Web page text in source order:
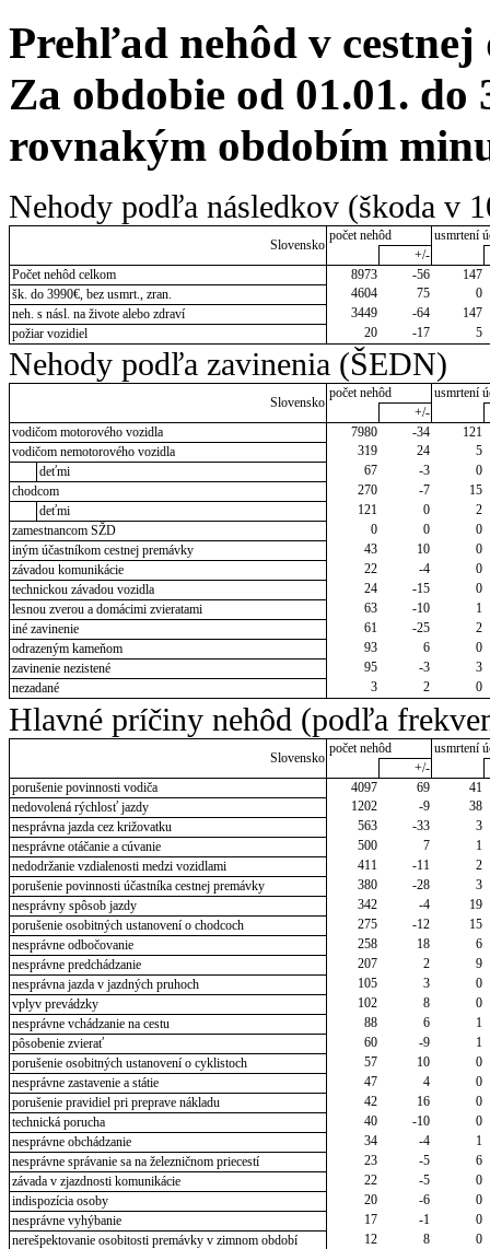
Prehľad nehôd v cestnej
Za obdobie od 01.01. do
rovnakým obdobím
Nehody podľa následkov (škoda v
Slovensko
počet nehôd
usmrtení
+/-
Počet nehôd celkom
8973 -56
147
šk. do 3990€, bez usmrt., zran.
4604 75
0
neh. s násl. na živote alebo zdraví
3449 -64
147
požiar vozidiel
20 -17 5
Nehody podľa zavinenia (ŠEDN)
Slovensko
počet nehôd
usmrtení
+/-
vodičom motorového vozidla
7980 -34
121
vodičom nemotorového vozidla
319 24
5
deťmi
67 -3
0
chodcom
270 -7
15
deťmi
121 0
2
zamestnancom SŽD
0 0
0
iným účastníkom cestnej premávky
43 10
0
závadou komunikácie
22 -4
0
technickou závadou vozidla
24 -15
0
lesnou zverou a domácimi zvieratami
63 -10
1
iné zavinenie
61 -25
2
odrazeným kameňom
93 6
0
zavinenie nezistené
95 -3
3
nezadané
3 2 0
Hlavné príčiny nehôd (podľa
Slovensko
počet nehôd
usmrtení
+/-
porušenie povinnosti vodiča
4097 69
41
nedovolená rýchlosť jazdy
1202 -9
38
nesprávna jazda cez križovatku
563 -33
3
nesprávne otáčanie a cúvanie
500 7
1
nedodržanie vzdialenosti medzi vozidlami
411 -11
2
porušenie povinnosti účastníka cestnej premávky
380 -28
3
nesprávny spôsob jazdy
342 -4
19
porušenie osobitných ustanovení o chodcoch
275 -12
15
nesprávne odbočovanie
258 18
6
nesprávne predchádzanie
207 2
9
nesprávna jazda v jazdných pruhoch
105 3
0
vplyv prevádzky
102 8
0
nesprávne vchádzanie na cestu
88 6
1
pôsobenie zvierať
60 -9
1
porušenie osobitných ustanovení o cyklistoch
57 10
0
nesprávne zastavenie a státie
47 4
0
porušenie pravidiel pri preprave nákladu
42 16
0
technická porucha
40 -10
0
nesprávne obchádzanie
34 -4
1
nesprávne správanie sa na železničnom priecestí
23 -5
6
závada v zjazdnosti komunikácie
22 -5
0
indispozícia osoby
20 -6
0
nesprávne vyhýbanie
17 -1
0
nerešpektovanie osobitosti premávky v zimnom období
12 8
0